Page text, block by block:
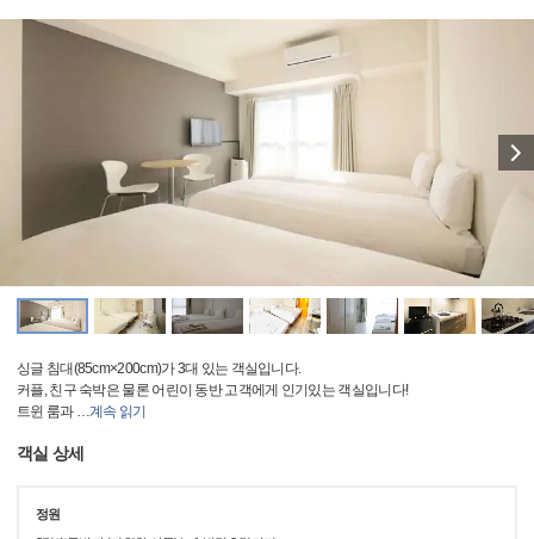
싱글 침대(85cm×200cm)가 3대 있는 객실입니다.
커플, 친구 숙박은 물론 어린이 동반 고객에게 인기있는 객실입니다!
트윈 룸과 …계속 읽기
객실 상세
정원